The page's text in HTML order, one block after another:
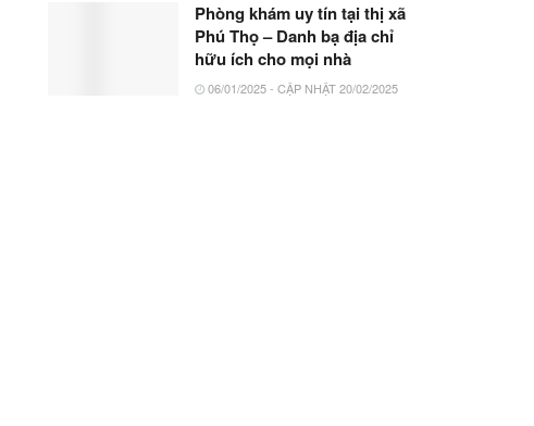
Phòng khám uy tín tại thị xã
Phú Thọ – Danh bạ địa chỉ
hữu ích cho mọi nhà
06/01/2025 - CẬP NHẬT 20/02/2025